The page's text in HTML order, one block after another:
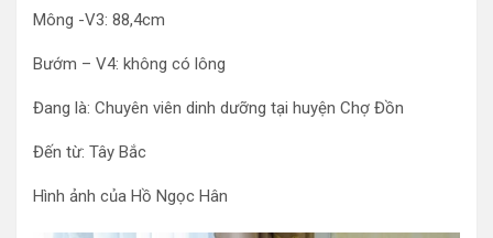
Mông -V3: 88,4cm
Bướm – V4: không có lông
Đang là: Chuyên viên dinh dưỡng tại huyện Chợ Đồn
Đến từ: Tây Bắc
Hình ảnh của Hồ Ngọc Hân